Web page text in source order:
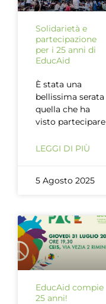
Solidarietà e
partecipazione
per i 25 anni di
EducAid
È stata una
bellissima serata
quella che ha
visto partecipare
LEGGI DI PIÙ
5 Agosto 2025
EducAid compie
25 anni!